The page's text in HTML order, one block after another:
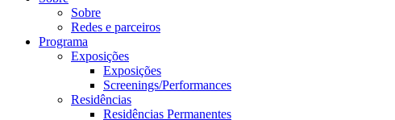
Sobre
Redes e parceiros
Programa
Exposições
Exposições
Screenings/Performances
Residências
Residências Permanentes